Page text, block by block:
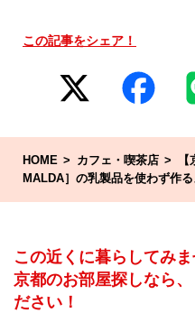
この記事をシェア！
HOME カフェ・喫茶店
MALDA］の乳製品を使わず作
この近くに暮らしてみま
京都のお部屋探しなら
ださい！